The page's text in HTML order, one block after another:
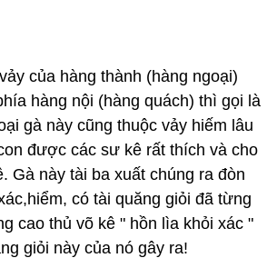
của hàng thành (hàng ngoại)
hàng nội (hàng quách) thì gọi là
gà này cũng thuộc vảy hiếm lâu
được các sư kê rất thích và cho
Gà này tài ba xuất chúng ra đòn
có tài quăng giỏi đã từng
cao thủ võ kê " hồn lìa khỏi xác "
giỏi này của nó gây ra!